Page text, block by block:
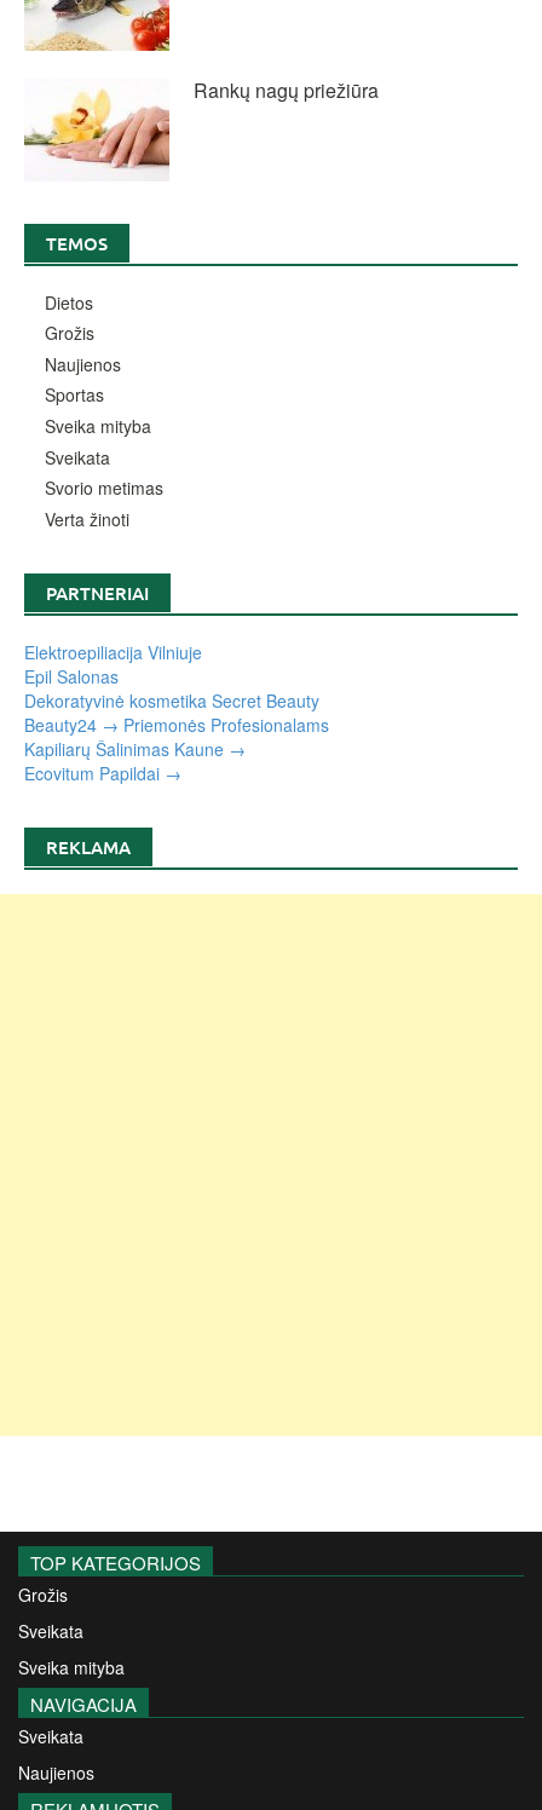
Rankų nagų priežiūra
TEMOS
Dietos
Grožis
Naujienos
Sportas
Sveika mityba
Sveikata
Svorio metimas
Verta žinoti
PARTNERIAI
Elektroepiliacija Vilniuje
Epil Salonas
Dekoratyvinė kosmetika Secret Beauty
Beauty24 → Priemonės Profesionalams
Kapiliarų Šalinimas Kaune →
Ecovitum Papildai →
REKLAMA
TOP KATEGORIJOS
Grožis
Sveikata
Sveika mityba
NAVIGACIJA
Sveikata
Naujienos